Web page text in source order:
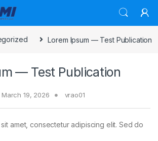
Lorem Ipsum — Test Publication
— Test Publication
March 19, 2026 vrao01
amet, consectetur adipiscing elit. Sed do